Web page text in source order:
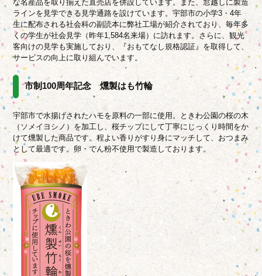
な名産品を取り揃えた直売店を併設しています。また、窓越しに製造
ラインを見学できる見学通路を設けています。宇部市の小学3・4年
生に配布される社会科の副読本に弊社工場が紹介されており、毎年多
くの学生が社会見学（昨年1,584名来場）に訪れます。さらに、観光
客向けの見学も実施しており、『おもてなし規格認証』を取得して、
サービスの向上に取り組んでいます。
市制100周年記念 燻製はも竹輪
宇部市で水揚げされたハモを原料の一部に使用。
ときわ公園の桜の木
（ソメイヨシノ）を加工し、桜チップにして丁寧にじっくり時間をか
けて燻製した商品です。程よい香りがすり身にマッチして、おつまみ
として最適です。 卵・でん粉不使用で製造しております。